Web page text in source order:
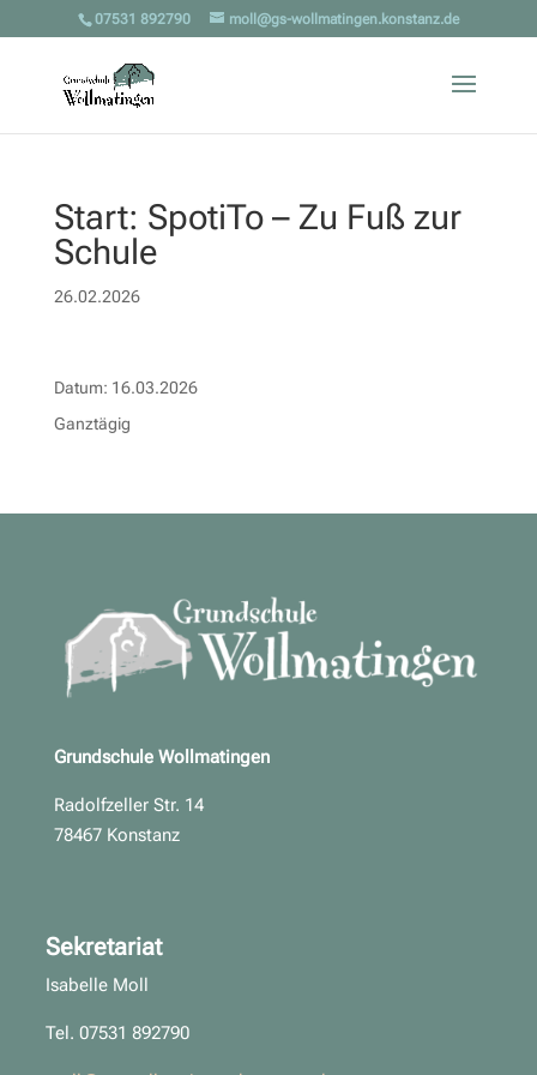
07531 892790 moll@gs-wollmatingen.konstanz.de
Start: SpotiTo – Zu Fuß zur
Schule
26.02.2026
Datum: 16.03.2026
Ganztägig
Grundschule Wollmatingen
Radolfzeller Str. 14
78467 Konstanz
Sekretariat
Isabelle Moll
Tel. 07531 892790